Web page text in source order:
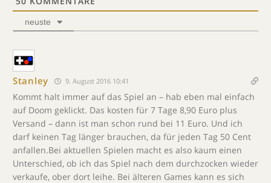
neuste
Stanley 9. August 2016 10:41
Kommt halt immer auf das Spiel an – hab eben mal einfach
auf Doom geklickt. Das kosten für 7 Tage 8,90 Euro plus
Versand – dann ist man schon rund bei 11 Euro. Und ich
darf keinen Tag länger brauchen, da für jeden Tag 50 Cent
anfallen.Bei aktuellen Spielen macht es also kaum einen
Unterschied, ob ich das Spiel nach dem durchzocken wieder
verkaufe, ober dort leihe. Bei älteren Games kann es sich